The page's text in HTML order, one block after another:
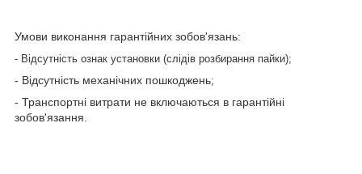
Умови виконання гарантійних зобов'язань:
- Відсутність ознак установки (слідів розбирання пайки);
- Відсутність механічних пошкоджень;
- Транспортні витрати не включаються в гарантійні
зобов'язання.